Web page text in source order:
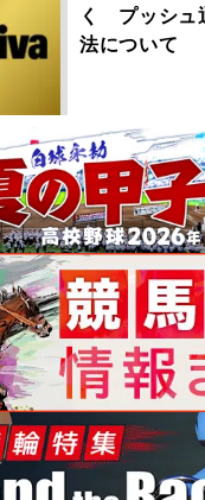
く プッシュ
法について